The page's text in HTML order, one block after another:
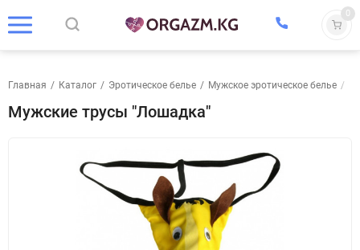
0
Главная / Каталог / Эротическое белье / Мужское эротическое белье /
Мужские трусы "Лошадка"